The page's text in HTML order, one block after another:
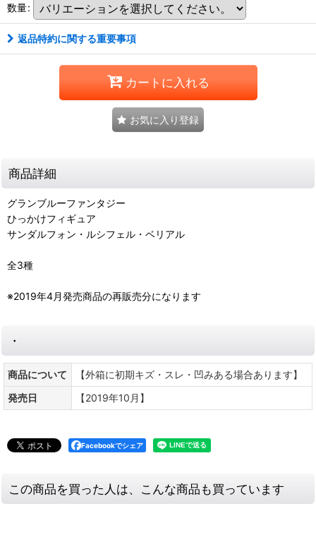
数量:
返品特約に関する重要事項
カートに入れる
お気に入り登録
商品詳細
グランブルーファンタジー
ひっかけフィギュア
サンダルフォン・ルシフェル・ベリアル
全3種
※2019年4月発売商品の再販売分になります
・
商品について
【外箱に初期キズ・スレ・凹みある場合あります】
発売日
【2019年10月】
Facebookでシェア
この商品を買った人は、こんな商品も買っています